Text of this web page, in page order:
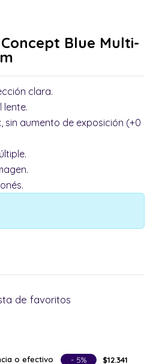
Blue Multi-
clara.
lente.
sin aumento de exposición (+0
de favoritos
o efectivo - 5% $12.341